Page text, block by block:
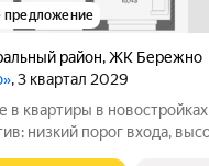
предложение
район,ЖК Бережно
, 3 квартал 2029
в квартиры в
низкий порог входа,